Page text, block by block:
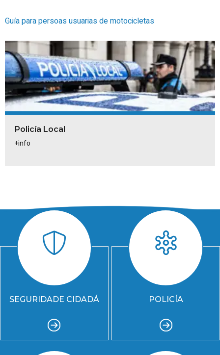
Guía para persoas usuarias de motocicletas
Policía Local
+info
SEGURIDADE CIDADÁ POLICÍA